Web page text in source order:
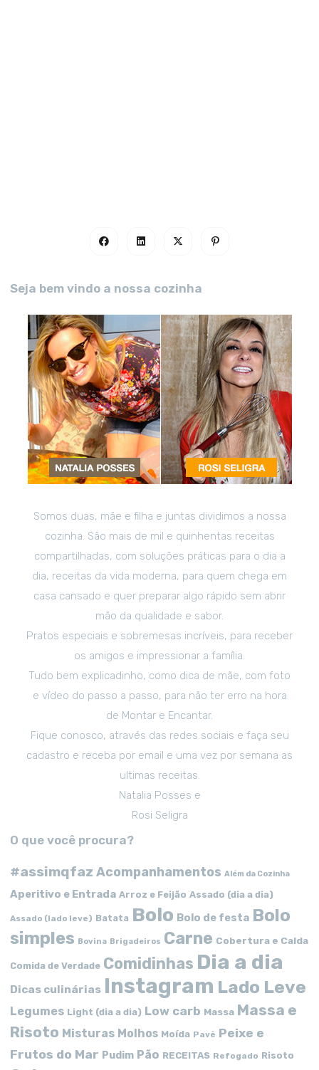
Seja bem vindo a nossa cozinha
Somos duas, mãe e filha e juntas dividimos a nossa
cozinha. São mais de mil e quinhentas receitas
compartilhadas, com soluções práticas para o dia a
dia, receitas da vida moderna, para quem chega em
casa cansado e quer preparar algo rápido sem abrir
mão da qualidade e sabor.
Pratos especiais e sobremesas incríveis, para receber
os amigos e impressionar a família.
Tudo bem explicadinho, como dica de mãe, com foto
e vídeo do passo a passo, para não ter erro na hora
de Montar e Encantar.
Fique conosco, através das redes sociais e faça seu
cadastro e receba por email e uma vez por semana as
ultimas receitas.
Natalia Posses e
Rosi Seligra
O que você procura?
#assimqfaz Acompanhamentos Além da Cozinha
Aperitivo e Entrada Arroz e Feijão Assado (dia a dia)
Assado (lado leve) Batata Bolo Bolo de festa Bolo
simples Bovina Brigadeiros Carne Cobertura e Calda
Comida de Verdade Comidinhas Dia a dia
Dicas culinárias Instagram Lado Leve
Legumes Light (dia a dia) Low carb Massa Massa e
Risoto Misturas Molhos Moída Pavê Peixe e
Frutos do Mar Pudim Pão RECEITAS Refogado Risoto